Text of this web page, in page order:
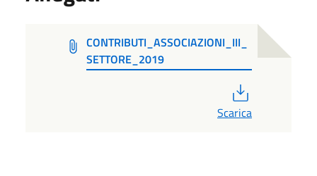
CONTRIBUTI_ASSOCIAZIONI_III_
SETTORE_2019
Scarica